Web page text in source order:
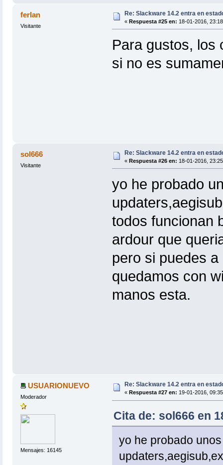
ferlan
Visitante
Re: Slackware 14.2 entra en
« Respuesta #25 en: 18-01-2016,
Para gustos, los
si no es
sol666
Visitante
Re: Slackware 14.2 entra en
« Respuesta #26 en: 18-01-2016,
yo he probado
todos funcionan
ardour que
pero si puedes
quedamos con
manos esta.
USUARIONUEVO
Moderador
Mensajes: 16145
Re: Slackware 14.2 entra en
« Respuesta #27 en: 19-01-2016,
Cita de: sol666 en
yo he probado